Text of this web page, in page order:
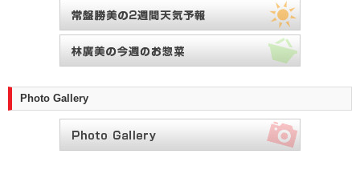
Photo Gallery